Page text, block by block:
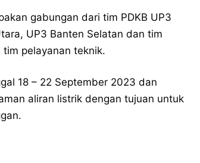
gabungan dari tim PDKB UP3
UP3 Banten Selatan dan tim
pelayanan teknik.
18 – 22 September 2023 dan
aliran listrik dengan tujuan untuk